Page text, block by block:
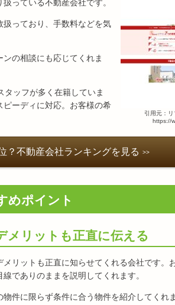
引用元：
https://
っている不動産会社です。
扱っており、手数料などを気
の相談にも応じてくれま
タッフが多く在籍していま
ーディに対応。お客様の希
？不動産会社ランキングを見る
めポイント
メリットも正直に伝える
リットも正直に知らせてくれる会社です。
でありのままを説明してくれます。
件に限らず条件に合う物件を紹介してくれ